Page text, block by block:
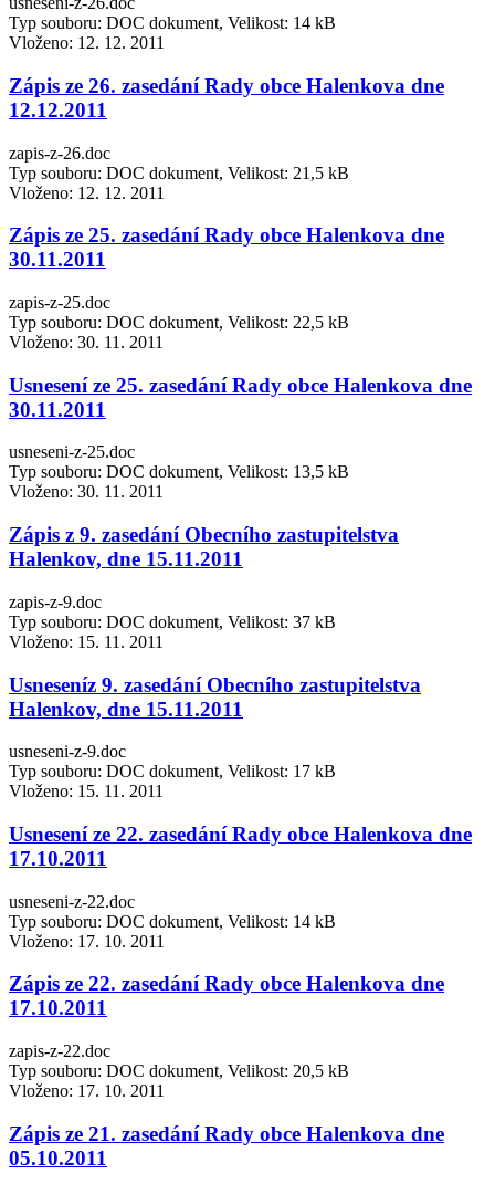
Typ souboru: DOC dokument, Velikost: 14 kB
Vloženo: 12. 12. 2011
Zápis ze 26. zasedání Rady obce Halenkova dne
12.12.2011
zapis-z-26.doc
Typ souboru: DOC dokument, Velikost: 21,5 kB
Vloženo: 12. 12. 2011
Zápis ze 25. zasedání Rady obce Halenkova dne
30.11.2011
zapis-z-25.doc
Typ souboru: DOC dokument, Velikost: 22,5 kB
Vloženo: 30. 11. 2011
Usnesení ze 25. zasedání Rady obce Halenkova dne
30.11.2011
usneseni-z-25.doc
Typ souboru: DOC dokument, Velikost: 13,5 kB
Vloženo: 30. 11. 2011
Zápis z 9. zasedání Obecního zastupitelstva
Halenkov, dne 15.11.2011
zapis-z-9.doc
Typ souboru: DOC dokument, Velikost: 37 kB
Vloženo: 15. 11. 2011
Usneseníz 9. zasedání Obecního zastupitelstva
Halenkov, dne 15.11.2011
usneseni-z-9.doc
Typ souboru: DOC dokument, Velikost: 17 kB
Vloženo: 15. 11. 2011
Usnesení ze 22. zasedání Rady obce Halenkova dne
17.10.2011
usneseni-z-22.doc
Typ souboru: DOC dokument, Velikost: 14 kB
Vloženo: 17. 10. 2011
Zápis ze 22. zasedání Rady obce Halenkova dne
17.10.2011
zapis-z-22.doc
Typ souboru: DOC dokument, Velikost: 20,5 kB
Vloženo: 17. 10. 2011
Zápis ze 21. zasedání Rady obce Halenkova dne
05.10.2011